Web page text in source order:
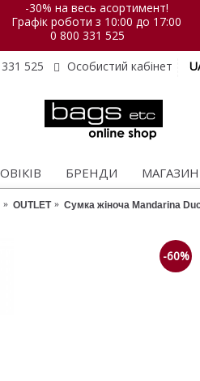
-30% на весь асортимент!
Графік роботи з 10:00 до 17:00
0 800 331 525
525
Особистий кабінет
БРЕНДИ
OUTLET Сумка жіноча Mandarina
-60%